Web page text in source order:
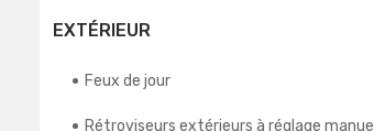
EXTÉRIEUR
Feux de jour
Rétroviseurs extérieurs à réglage manuel